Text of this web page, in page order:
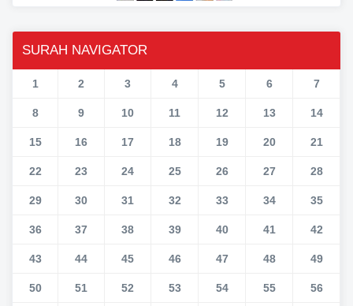
SURAH NAVIGATOR
1 2 3 4 5 6 7
8 9 10 11 12 13 14
15 16 17 18 19 20 21
22 23 24 25 26 27 28
29 30 31 32 33 34 35
36 37 38 39 40 41 42
43 44 45 46 47 48 49
50 51 52 53 54 55 56